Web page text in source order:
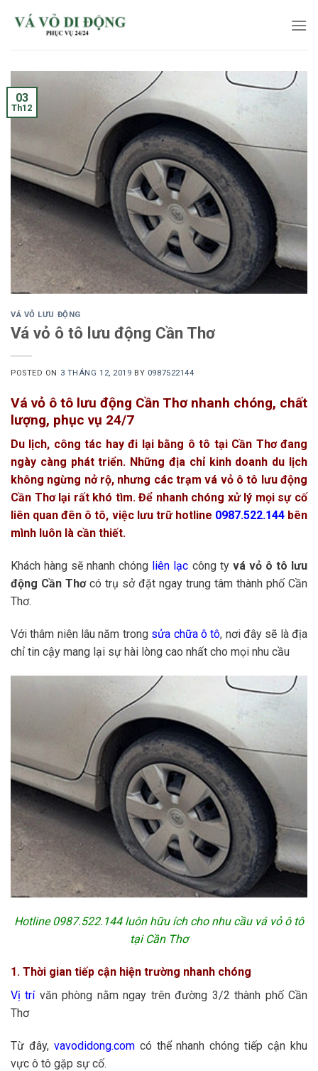
03
Th12
VÁ VỎ LƯU ĐỘNG
Vá vỏ ô tô lưu động Cần Thơ
POSTED ON 3 THÁNG 12, 2019 BY 0987522144
Vá vỏ ô tô lưu động Cần Thơ nhanh chóng, chất
lượng, phục vụ 24/7
Du lịch, công tác hay đi lại bằng ô tô tại Cần Thơ đang
ngày càng phát triển. Những địa chỉ kinh doanh du lịch
không ngừng nở rộ, nhưng các trạm vá vỏ ô tô lưu động
Cần Thơ lại rất khó tìm. Để nhanh chóng xử lý mọi sự cố
liên quan đên ô tô, việc lưu trữ hotline 0987.522.144 bên
mình luôn là cần thiết.
Khách hàng sẽ nhanh chóng liên lạc công ty vá vỏ ô tô lưu
động Cần Thơcó trụ sở đặt ngay trung tâm thành phố Cần
Thơ.
Với thâm niên lâu năm trong sửa chữa ô tô, nơi đây sẽ là địa
chỉ tin cậy mang lại sự hài lòng cao nhất cho mọi nhu cầu
Hotline0987.522.144luôn hữu ích cho nhu cầu vá vỏ ô tô
tại Cần Thơ
1. Thời gian tiếp cận hiện trường nhanh chóng
Vị trí văn phòng nằm ngay trên đường 3/2 thành phố Cần
Thơ
Từ đây, vavodidong.comcó thể nhanh chóng tiếp cận khu
vực ô tô gặp sự cố.